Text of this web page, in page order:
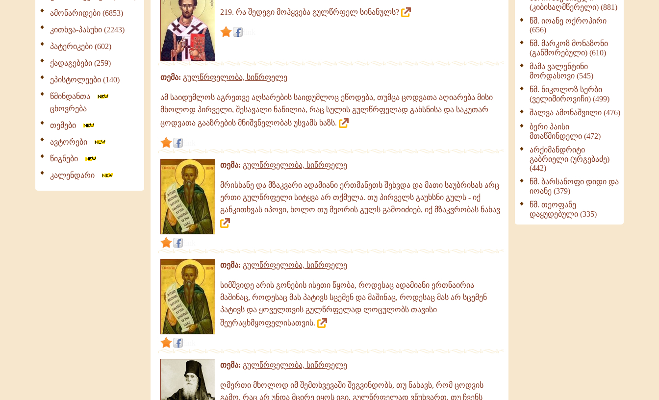
ამონარიდები (6853)
კითხვა-პასუხი (2243)
პატერიკები (602)
ქადაგებები (259)
ეპისტოლეები (140)
წმინდანთა
ცხოვრება
თემები
ავტორები
წიგნები
კალენდარი
219. რა შედეგი მოჰყვება გულწრფელ სინანულს?
თემა: გულწრფელობა, სიწრფელე
ამ საიდუმლოს აგრეთვე აღსარების საიდუმლოც ეწოდება, თუმცა ცოდვათა აღიარება მისი
მხოლოდ პირველი, შესავალი ნაწილია, რაც სულის გულწრფელად გახსნისა და საკუთარ
ცოდვათა გააზრების მნიშვნელობას უსვამს ხაზს.
თემა: გულწრფელობა, სიწრფელე
მრისხანე და მზაკვარი ადამიანი ერთმანეთს შეხვდა და მათი საუბრისას არც
ერთი გულწრფელი სიტყვა არ თქმულა. თუ პირველს გაუხსნი გულს - იქ
განკითხვას იპოვი, ხოლო თუ მეორის გულს გამოიძიებ, იქ მზაკვრობას ნახავ
თემა: გულწრფელობა, სიწრფელე
სიმშვიდე არის გონების ისეთი წყობა, როდესაც ადამიანი ერთნაირია
მაშინაც, როდესაც მას პატივს სცემენ და მაშინაც, როდესაც მას არ სცემენ
პატივს და ყოველთვის გულწრფელად ლოცულობს თავისი
შეურაცხმყოფელისათვის.
თემა: გულწრფელობა, სიწრფელე
ღმერთი მხოლოდ იმ შემთხვევაში შეგვინდობს, თუ ნახავს, რომ ცოდვის
გამო, რაც არ უნდა მცირე იყოს იგი, გულწრფელად ვწუხვართ. თუ ჩვენს
ბერის დიადემა (278)
მონაზვნური
გამოცდილების
ოთხი ასეული თავი
სიყვარულის შესახებ
(259)
(კიბისაღმწერელი) (881)
წმ. იოანე ოქროპირი
(656)
წმ. მარკოზ მონაზონი
(განშორებული) (610)
მამა ვალენტინი
მორდასოვი (545)
წმ. ნიკოლოზ სერბი
(ველიმიროვიჩი) (499)
შალვა ამონაშვილი (476)
ბერი პაისი
მთაწმინდელი (472)
არქიმანდრიტი
გაბრიელი (ურგებაძე)
(442)
წმ. ბარსანოფი დიდი და
იოანე (379)
წმ. თეოფანე
დაყუდებული (335)